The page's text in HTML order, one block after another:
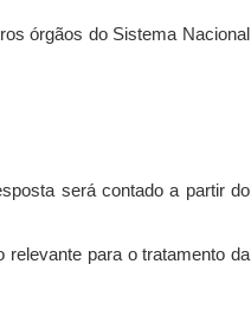
órgãos do Sistema Nacional
será contado a partir do
para o tratamento da